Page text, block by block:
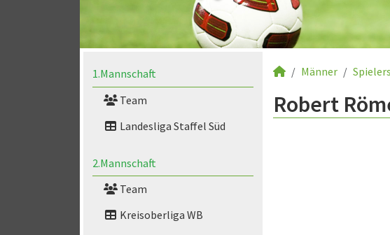
1.Mannschaft
Team
Landesliga Staffel Süd
2.Mannschaft
Team
Kreisoberliga WB
Männer
Robert